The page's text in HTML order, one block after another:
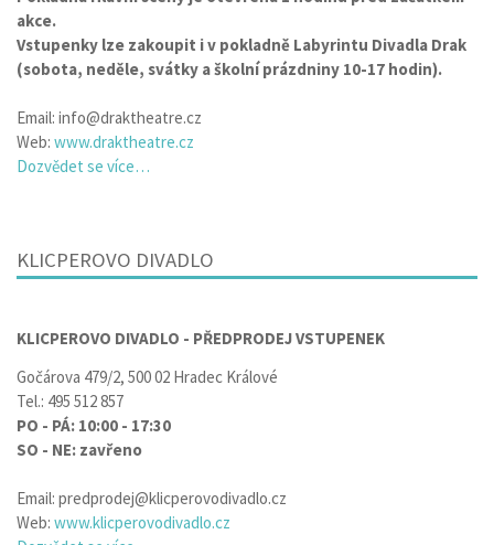
akce.
Vstupenky lze zakoupit i v pokladně Labyrintu Divadla Drak
(sobota, neděle, svátky a školní prázdniny 10-17 hodin).
Email: info@draktheatre.cz
Web: www.draktheatre.cz
Dozvědet se více…
KLICPEROVO DIVADLO
KLICPEROVO DIVADLO - PŘEDPRODEJ VSTUPENEK
Gočárova 479/2, 500 02 Hradec Králové
Tel.: 495 512 857
PO - PÁ: 10:00 - 17:30
SO - NE: zavřeno
Email: predprodej@klicperovodivadlo.cz
Web: www.klicperovodivadlo.cz